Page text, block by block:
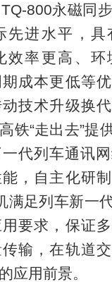
800永磁同
先进水平，具
效率更高、环
成本更低等
技术升级换
铁“走出去”提
代列车通讯
，自主化研
满足列车新一
要求，保证
输，在轨道
应用前景。